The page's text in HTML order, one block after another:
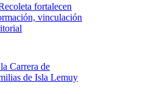
fortalecen
vinculación
Carrera de
de Isla Lemuy